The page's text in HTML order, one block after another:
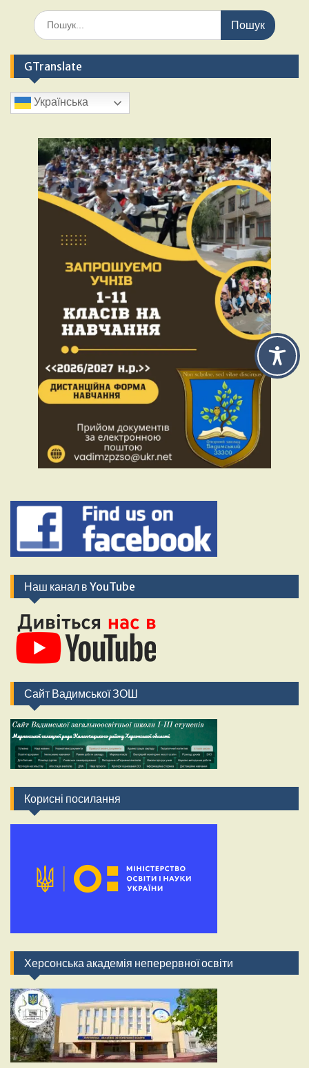
GTranslate
Українська
Наш канал в YouTube
Сайт Вадимської ЗОШ
Корисні посилання
Херсонська академія неперервної освіти